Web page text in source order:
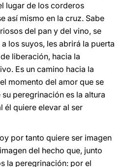
lugar de los corderos
así mismo en la cruz. Sabe
del pan y del vino, se
los suyos, les abrirá la puerta
liberación, hacia la
Es un camino hacia la
momento del amor que se
peregrinación es la altura
él quiere elevar al ser
por tanto quiere ser imagen
del hecho que, junto
la peregrinación: por el